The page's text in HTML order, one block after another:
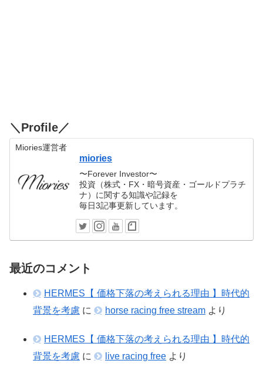
＼Profile／
Miories運営者
miories
〜Forever Investor〜
投資（株式・FX・暗号資産・ゴールドプラチ
ナ）に関する知識や記録を
毎日3記事更新しています。
最近のコメント
HERMES【 価格下落の考えられる理由 】時代的
背景を考慮 に horse racing free stream より
HERMES【 価格下落の考えられる理由 】時代的
背景を考慮 に live racing free より